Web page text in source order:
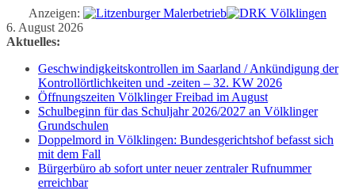
Anzeigen:
Zum
Inhalt
6. August 2026
Aktuelles:
Geschwindigkeitskontrollen im Saarland / Ankündigung der
Kontrollörtlichkeiten und -zeiten – 32. KW 2026
Öffnungszeiten Völklinger Freibad im August
Schulbeginn für das Schuljahr 2026/2027 an Völklinger
Grundschulen
Doppelmord in Völklingen: Bundesgerichtshof befasst sich
mit dem Fall
Bürgerbüro ab sofort unter neuer zentraler Rufnummer
erreichbar